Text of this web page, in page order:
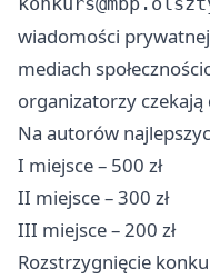
wiadomości
mediach
organizatorzy
Na autorów
I miejsce – 500 zł
II miejsce – 300 zł
III miejsce – 200 zł
Rozstrzygnięcie